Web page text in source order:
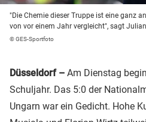
"Die Chemie dieser Truppe ist eine ganz
von vor einem Jahr vergleicht", sagt
© GES-Sportfoto
Düsseldorf – Am Dienstag
Schuljahr. Das 5:0 der
Ungarn war ein Gedicht. Hohe